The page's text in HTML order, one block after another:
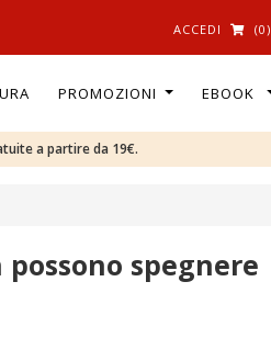
ACCEDI (0)
PROMOZIONI EBOOK
a partire da 19€.
spegnere